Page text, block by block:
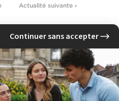
Actualité suivante ›
actualités